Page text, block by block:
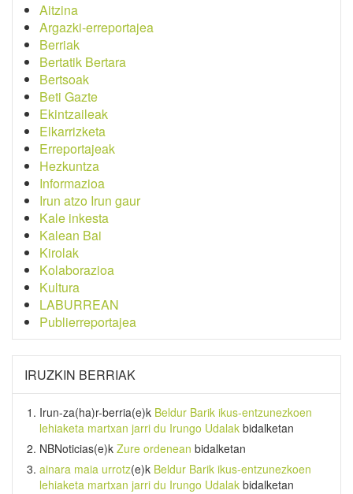
Aitzina
Argazki-erreportajea
Berriak
Bertatik Bertara
Bertsoak
Beti Gazte
Ekintzaileak
Elkarrizketa
Erreportajeak
Hezkuntza
Informazioa
Irun atzo Irun gaur
Kale inkesta
Kalean Bai
Kirolak
Kolaborazioa
Kultura
LABURREAN
Publierreportajea
IRUZKIN BERRIAK
Irun-za(ha)r-berria(e)k Beldur Barik ikus-entzunezkoen
lehiaketa martxan jarri du Irungo Udalak bidalketan
NBNoticias(e)k Zure ordenean bidalketan
ainara maia urrotz(e)k Beldur Barik ikus-entzunezkoen
lehiaketa martxan jarri du Irungo Udalak bidalketan